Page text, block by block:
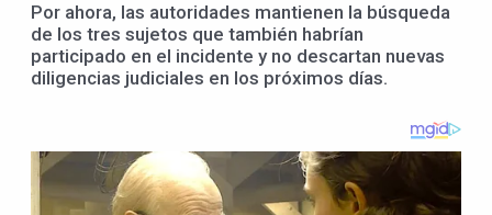
Por ahora, las autoridades mantienen la búsqueda
de los tres sujetos que también habrían
participado en el incidente y no descartan nuevas
diligencias judiciales en los próximos días.